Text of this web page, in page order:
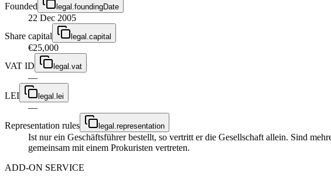
Founded
legal.foundingDate
22 Dec 2005
Share capital
legal.capital
€25,000
VAT ID
legal.vat
—
LEI
legal.lei
—
Representation rules
legal.representation
Ist nur ein Geschäftsführer bestellt, so vertritt er die Gesellschaft allein. Sind
gemeinsam mit einem Prokuristen vertreten.
ADD-ON SERVICE